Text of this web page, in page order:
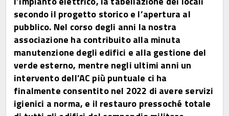
secondo il progetto storico e l’apertura al
pubblico. Nel corso degli anni la nostra
associazione ha contribuito alla minuta
manutenzione degli edifici e alla gestione del
verde esterno, mentre negli ultimi anni un
intervento dell’AC più puntuale ci ha
finalmente consentito nel 2022 di avere servizi
igienici a norma, e il restauro pressoché totale